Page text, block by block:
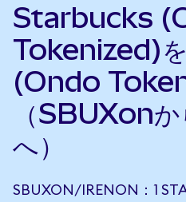
Starbucks
Tokenized)
(Ondo
（SBUXon
へ）
SBUXON/IRENON：1